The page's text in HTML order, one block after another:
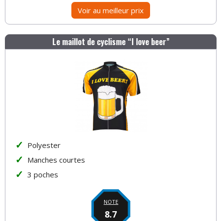
Voir au meilleur prix
Le maillot de cyclisme “I love beer”
Polyester
Manches courtes
3 poches
NOTE
8.7